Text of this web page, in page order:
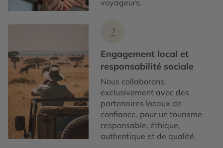
voyageurs.
2
Engagement local et
responsabilité sociale
Nous collaborons
exclusivement avec des
partenaires locaux de
confiance, pour un tourisme
responsable, éthique,
authentique et de qualité.